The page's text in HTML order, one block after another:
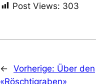
Post Views: 303
← Vorherige: Über den
«Röschtigraben»